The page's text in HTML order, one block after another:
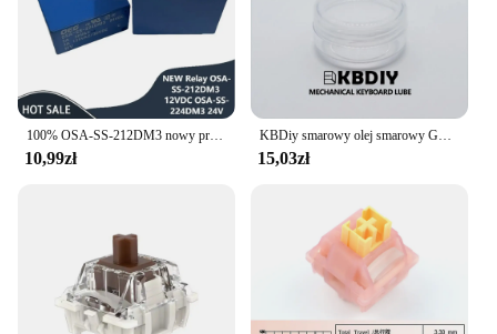
100% OSA-SS-212DM3 nowy przekaźnik 12VDC OSA-SS-224DM3 24V OSA SS 212 dm3 OSA SS 224 dm3 24vdc DIP6 3A 12VDC przekaźnik mocy
10,99zł
KBDiy smarowy olej smarowy GPL105 205 do DIY stabilizatora mechaniczna klawiatura smarowania stabilizator smarowania
15,03zł